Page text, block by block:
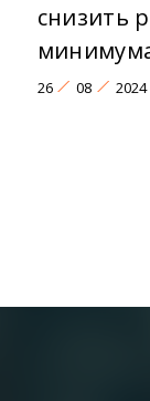
снизить
26 08 2024